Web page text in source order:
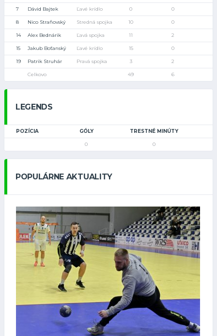
7 Dávid Bajtek Ľavé krídlo 0 0
8 Nico Straňovský Stredná spojka 10 0
14 Alex Bednárik Ľavá spojka 11 2
15 Jakub Boťanský Ľavé krídlo 15 0
19 Patrik Struhár Pravá spojka 3 2
Celkovo 49 6
LEGENDS
POZÍCIA GÓLY TRESTNÉ MINÚTY
0 0
POPULÁRNE AKTUALITY